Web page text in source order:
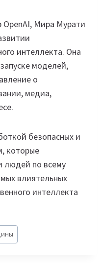
OpenAI, Мира Мурати
интеллекта. Она
моделей,
о
медиа,
безопасных и
которые
людей по всему
влиятельных
интеллекта